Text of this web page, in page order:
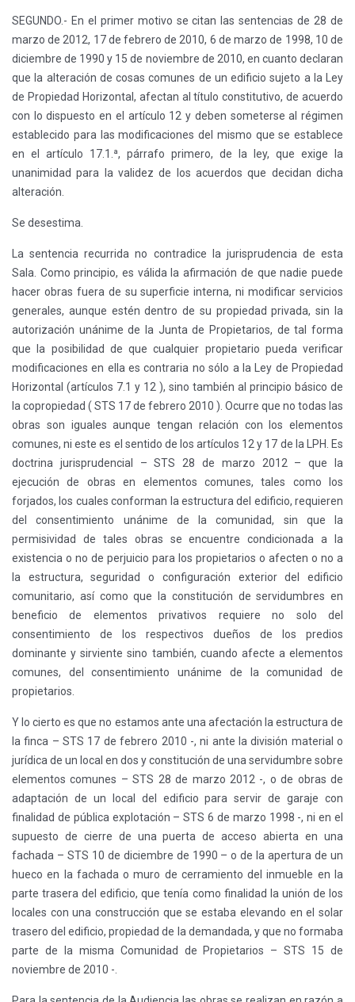
SEGUNDO.- En el primer motivo se citan las sentencias de 28 de
marzo de 2012, 17 de febrero de 2010, 6 de marzo de 1998, 10 de
diciembre de 1990 y 15 de noviembre de 2010, en cuanto declaran
que la alteración de cosas comunes de un edificio sujeto a la Ley
de Propiedad Horizontal, afectan al título constitutivo, de acuerdo
con lo dispuesto en el artículo 12 y deben someterse al régimen
establecido para las modificaciones del mismo que se establece
en el artículo 17.1.ª, párrafo primero, de la ley, que exige la
unanimidad para la validez de los acuerdos que decidan dicha
alteración.
Se desestima.
La sentencia recurrida no contradice la jurisprudencia de esta
Sala. Como principio, es válida la afirmación de que nadie puede
hacer obras fuera de su superficie interna, ni modificar servicios
generales, aunque estén dentro de su propiedad privada, sin la
autorización unánime de la Junta de Propietarios, de tal forma
que la posibilidad de que cualquier propietario pueda verificar
modificaciones en ella es contraria no sólo a la Ley de Propiedad
Horizontal (artículos 7.1 y 12 ), sino también al principio básico de
la copropiedad ( STS 17 de febrero 2010 ). Ocurre que no todas las
obras son iguales aunque tengan relación con los elementos
comunes, ni este es el sentido de los artículos 12 y 17 de la LPH. Es
doctrina jurisprudencial – STS 28 de marzo 2012 – que la
ejecución de obras en elementos comunes, tales como los
forjados, los cuales conforman la estructura del edificio, requieren
del consentimiento unánime de la comunidad, sin que la
permisividad de tales obras se encuentre condicionada a la
existencia o no de perjuicio para los propietarios o afecten o no a
la estructura, seguridad o configuración exterior del edificio
comunitario, así como que la constitución de servidumbres en
beneficio de elementos privativos requiere no solo del
consentimiento de los respectivos dueños de los predios
dominante y sirviente sino también, cuando afecte a elementos
comunes, del consentimiento unánime de la comunidad de
propietarios.
Y lo cierto es que no estamos ante una afectación la estructura de
la finca – STS 17 de febrero 2010 -, ni ante la división material o
jurídica de un local en dos y constitución de una servidumbre sobre
elementos comunes – STS 28 de marzo 2012 -, o de obras de
adaptación de un local del edificio para servir de garaje con
finalidad de pública explotación – STS 6 de marzo 1998 -, ni en el
supuesto de cierre de una puerta de acceso abierta en una
fachada – STS 10 de diciembre de 1990 – o de la apertura de un
hueco en la fachada o muro de cerramiento del inmueble en la
parte trasera del edificio, que tenía como finalidad la unión de los
locales con una construcción que se estaba elevando en el solar
trasero del edificio, propiedad de la demandada, y que no formaba
parte de la misma Comunidad de Propietarios – STS 15 de
noviembre de 2010 -.